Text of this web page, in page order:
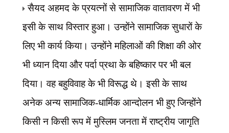
सैयद अहमद के प्रयत्नों से सामाजिक वातावरण में भी
इसी के साथ विस्तार हुआ। उन्होंने सामाजिक सुधारों के
लिए भी कार्य किया। उन्होंने महिलाओं की शिक्षा की ओर
भी ध्यान दिया और पर्दा प्रथा के बहिष्कार पर भी बल
दिया। वह बहुविवाह के भी विरूद्ध थे। इसी के साथ
अनेक अन्य सामाजिक-धार्मिक आन्दोलन भी हुए जिन्होंने
किसी न किसी रूप में मुस्लिम जनता में राष्ट्रीय जागृति